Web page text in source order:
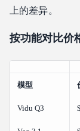
上的差异。
按功能对比价
模型
Vidu Q3